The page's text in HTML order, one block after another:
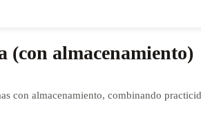
(con almacenamiento)
con almacenamiento, combinando